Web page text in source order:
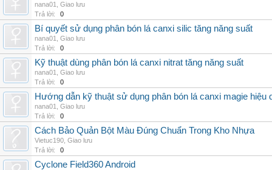
nana01
Giao lưu
Trả lời:
0
Bí quyết sử dụng phân bón lá canxi silic tăng năng suất
nana01
Giao lưu
Trả lời:
0
Kỹ thuật dùng phân bón lá canxi nitrat tăng năng suất
nana01
Giao lưu
Trả lời:
0
Hướng dẫn kỹ thuật sử dụng phân bón lá canxi magie hiệu
nana01
Giao lưu
Trả lời:
0
Cách Bảo Quản Bột Màu Đúng Chuẩn Trong Kho Nhựa
Vietuc190 Giao lưu
Trả lời:
0
Cyclone Field360 Android